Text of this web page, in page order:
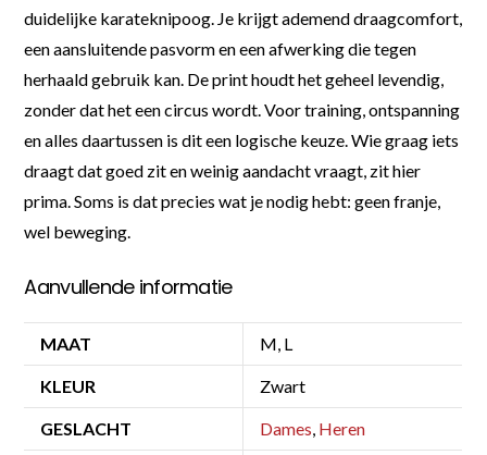
duidelijke karateknipoog. Je krijgt ademend draagcomfort,
een aansluitende pasvorm en een afwerking die tegen
herhaald gebruik kan. De print houdt het geheel levendig,
zonder dat het een circus wordt. Voor training, ontspanning
en alles daartussen is dit een logische keuze. Wie graag iets
draagt dat goed zit en weinig aandacht vraagt, zit hier
prima. Soms is dat precies wat je nodig hebt: geen franje,
wel beweging.
Aanvullende informatie
MAAT M, L
KLEUR Zwart
GESLACHT Dames, Heren